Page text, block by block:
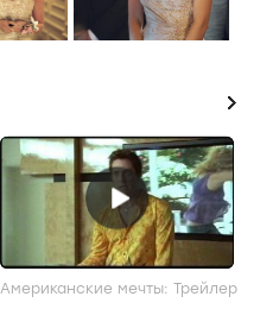
icon
Американские мечты: Трейлер